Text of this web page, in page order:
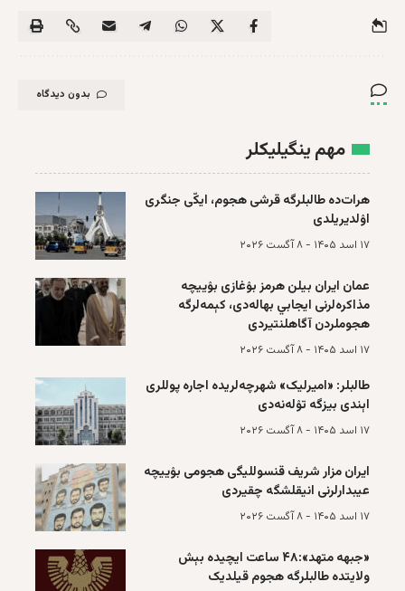
بدون دیدگاه
مهم ینگیلیکلر
هرات‌ده طالبلرگه قرشی هجوم، ایکّی جنگری
اۉلدیریلدی
۱۷ اسد ۱۴۰۵ - ۸ آگست ۲۰۲۶
عمان ایران بیلن هرمز بۉغازی بۉییچه‌
مذاکره‌لرنی ایجابي بهاله‌دی، کېمه‌لرگه
هجوملردن آگاهلنتیردی
۱۷ اسد ۱۴۰۵ - ۸ آگست ۲۰۲۶
طالبلر: «امیرلیک» شهرچه‌لریده اجاره‌ پوللری
اېندی بیزگه تۉله‌نه‌دی
۱۷ اسد ۱۴۰۵ - ۸ آگست ۲۰۲۶
ایران مزار شریف قنسوللیگی هجومی بۉییچه‌
عیبدارلرنی انیقلشگه چقیردی
۱۷ اسد ۱۴۰۵ - ۸ آگست ۲۰۲۶
«جبهه متهد»‌:۴۸ ساعت ایچیده بېش
ولایتده طالبلرگه هجوم قیلدیک